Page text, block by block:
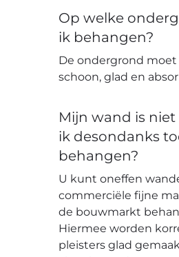
Op welke
ik behangen?
De ondergrond moet
schoon, glad en
Mijn wand is niet
ik desondanks
behangen?
U kunt oneffen
commerciële fijne
de bouwmarkt
Hiermee worden
pleisters glad